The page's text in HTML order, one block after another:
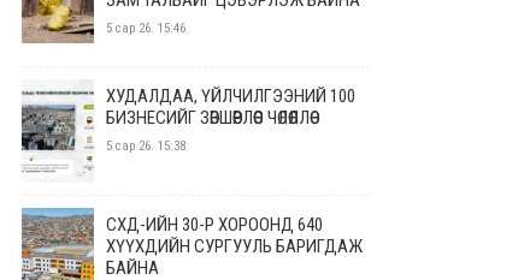
5 сар 26. 15:46
ХУДАЛДАА, ҮЙЛЧИЛГЭЭНИЙ 100
БИЗНЕСИЙГ ЗӨВШӨӨРЛӨӨС ЧӨЛӨӨЛЛӨӨ
5 сар 26. 15:38
СХД-ИЙН 30-Р ХОРООНД 640
ХҮҮХДИЙН СУРГУУЛЬ БАРИГДАЖ
БАЙНА